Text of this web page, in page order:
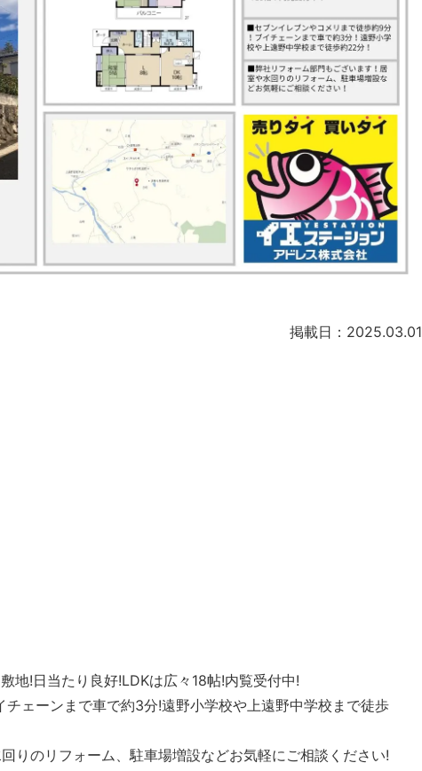
掲載日：2025.03.01
地!日当たり良好!LDKは広々18帖!内覧受付中!
ェーンまで車で約3分!遠野小学校や上遠野中学校まで徒歩
りのリフォーム、駐車場増設などお気軽にご相談ください!